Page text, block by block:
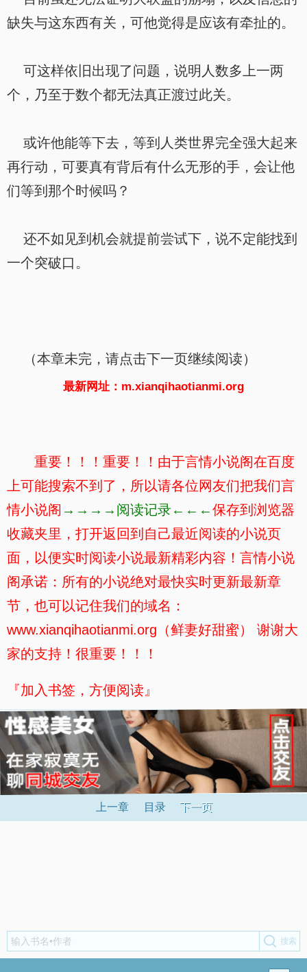
缺失与这东西有关，可他觉得是应该有牵扯的。
可这样依旧出现了问题，说明人数多上一两
个，乃至于数个都无法真正渡过此关。
或许他能等下去，等到人类世界完全强大起来
再行动，可要真有背后有什么无形的手，会让他
们等到那个时候吗？
还不如见到机会就提前尝试下，说不定能找到
一个突破口。
（本章未完，请点击下一页继续阅读）
最新网址：m.xianqihaotianmi.org
重要！！！重要！！由于言情小说阁在百度
上可能搜索不到了，所以请各位网友们把我们言
情小说阁 →→→→阅读记录←←←保存到浏览器
收藏夹里，打开返回到自己最近阅读的小说页
面，以便实时阅读小说最新精彩内容！言情小说
阁承诺：所有的小说绝对最快实时更新最新章
节，也可以记住我们的域名：
www.xianqihaotianmi.org（鲜妻好甜蜜） 谢谢大
家的支持！很重要！！！
『加入书签，方便阅读』
上一章 目录 下一页